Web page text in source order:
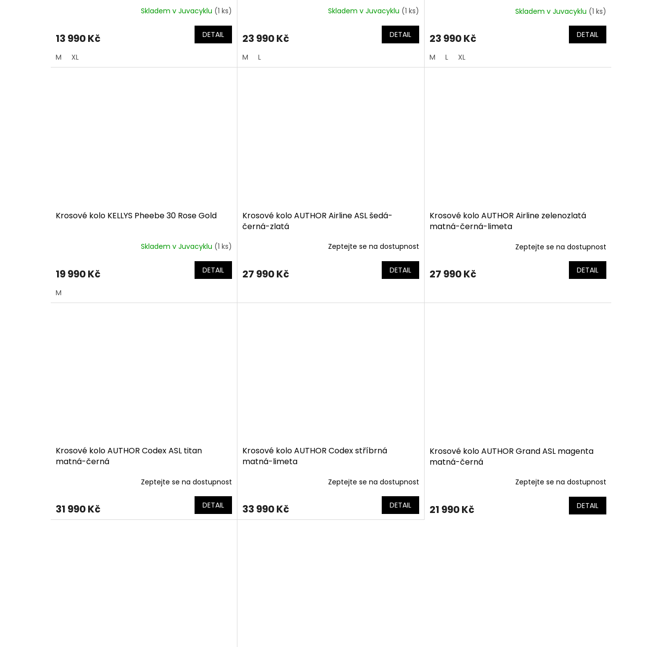
Skladem v Juvacyklu (1 ks)
13 990 Kč DETAIL
M XL
Skladem v Juvacyklu (1 ks)
23 990 Kč DETAIL
M L
Skladem v Juvacyklu (1 ks)
23 990 Kč DETAIL
M L XL
Krosové kolo KELLYS Pheebe 30 Rose Gold
Skladem v Juvacyklu (1 ks)
19 990 Kč DETAIL
M
Krosové kolo AUTHOR Airline ASL šedá-
černá-zlatá
Zeptejte se na dostupnost
27 990 Kč DETAIL
Krosové kolo AUTHOR Airline zelenozlatá
matná-černá-limeta
Zeptejte se na dostupnost
27 990 Kč DETAIL
Krosové kolo AUTHOR Codex ASL titan
matná-černá
Zeptejte se na dostupnost
31 990 Kč DETAIL
Krosové kolo AUTHOR Codex stříbrná
matná-limeta
Zeptejte se na dostupnost
33 990 Kč DETAIL
Krosové kolo AUTHOR Grand ASL magenta
matná-černá
Zeptejte se na dostupnost
21 990 Kč DETAIL